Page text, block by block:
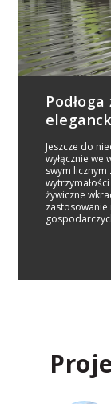
Jeszcze do
wyłącznie we
swym
żywiczne
zastosowanie